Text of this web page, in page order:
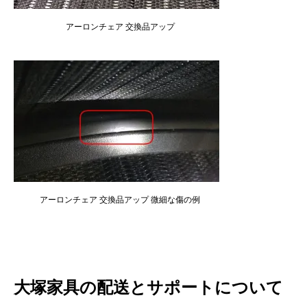
アーロンチェア 交換品アップ
アーロンチェア 交換品アップ 微細な傷の例
大塚家具の配送とサポートについて